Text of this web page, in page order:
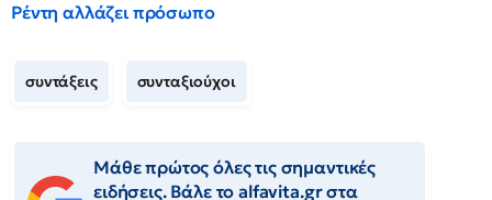
Ρέντη αλλάζει πρόσωπο
συντάξεις συνταξιούχοι
Μάθε πρώτος όλες τις σημαντικές
ειδήσεις. Βάλε το alfavita.gr στα